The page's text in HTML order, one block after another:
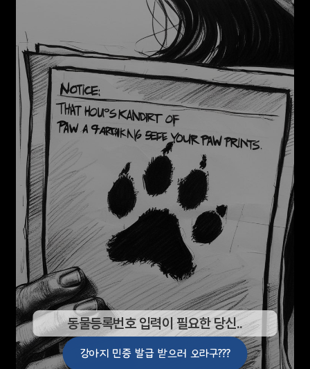
동물등록번호 입력이 필요한 당신..
강아지 민증 발급 받으러 오라구???